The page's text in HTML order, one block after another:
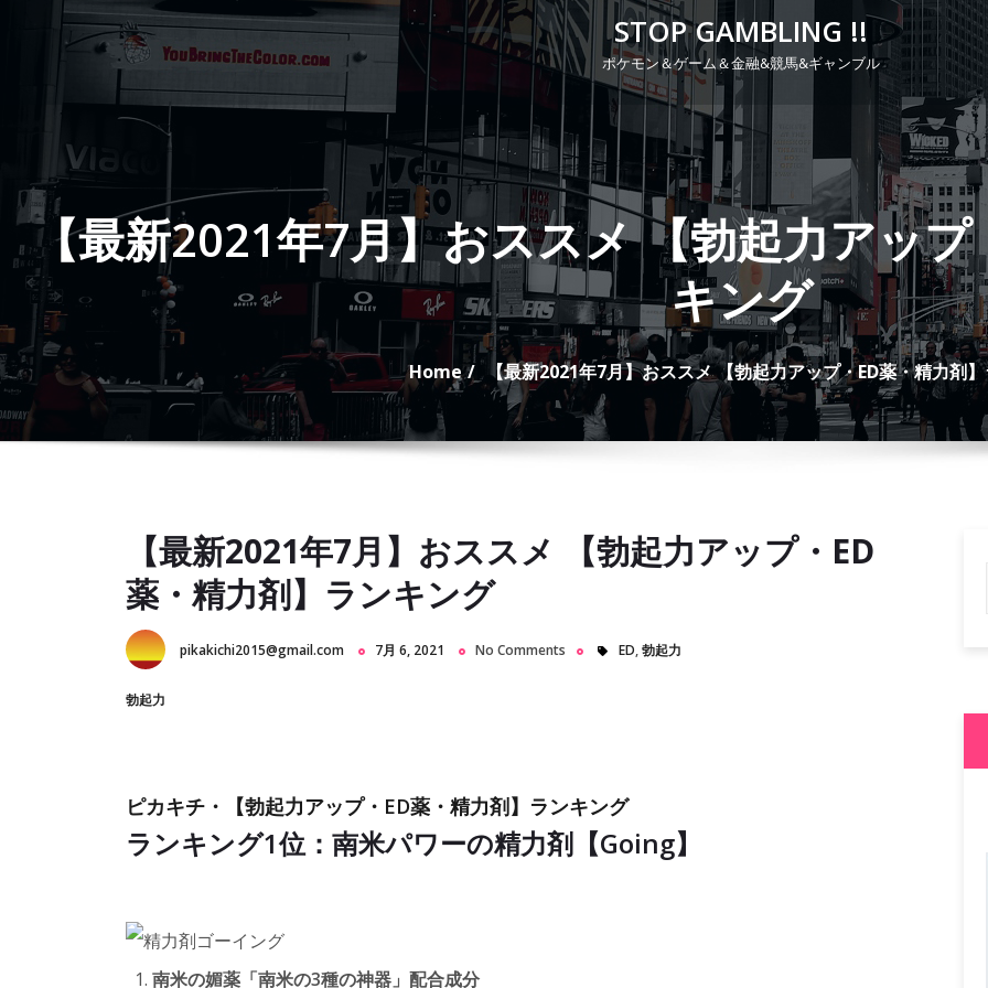
STOP GAMBLING !!
ポケモン＆ゲーム＆金融&競馬&ギャンブル
P
r
i
m
a
r
y
M
e
n
【最新2021年7月】おススメ 【勃起力アッ
キング
Home 【最新2021年7月】おススメ 【勃起力アップ・ED薬・精力剤
【最新2021年7月】おススメ 【勃起力アップ・ED
薬・精力剤】ランキング
pikakichi2015@gmail.com 7月 6, 2021 No Comments ED,勃起力
勃起力
ピカキチ・【勃起力アップ・ED薬・精力剤】ランキング
ランキング1位：南米パワーの精力剤【Going】
南米の媚薬「南米の3種の神器」配合成分